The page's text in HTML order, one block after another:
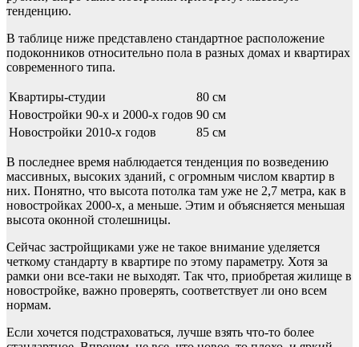
тенденцию.
В таблице ниже представлено стандартное расположение
подоконников относительно пола в разных домах и квартирах
современного типа.
Квартиры-студии
80 см
Новостройки 90-х и 2000-х годов 90 см
Новостройки 2010-х годов
85 см
В последнее время наблюдается тенденция по возведению
массивных, высоких зданий, с огромным числом квартир в
них. Понятно, что высота потолка там уже не 2,7 метра, как в
новостройках 2000-х, а меньше. Этим и объясняется меньшая
высота оконной столешницы.
Сейчас застройщиками уже не такое внимание уделяется
четкому стандарту в квартире по этому параметру. Хотя за
рамки они все-таки не выходят. Так что, приобретая жилище в
новостройке, важно проверять, соответствует ли оно всем
нормам.
Если хочется подстраховаться, лучше взять что-то более